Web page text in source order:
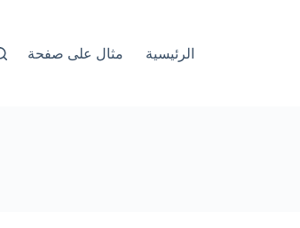
الرئيسية مثال على صفحة